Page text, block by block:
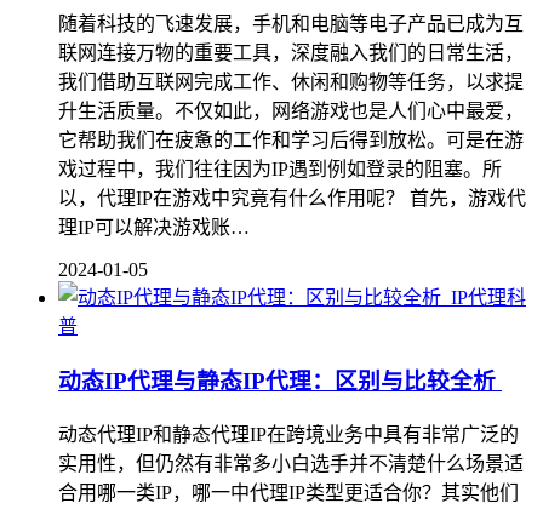
随着科技的飞速发展，手机和电脑等电子产品已成为互
联网连接万物的重要工具，深度融入我们的日常生活，
我们借助互联网完成工作、休闲和购物等任务，以求提
升生活质量。不仅如此，网络游戏也是人们心中最爱，
它帮助我们在疲惫的工作和学习后得到放松。可是在游
戏过程中，我们往往因为IP遇到例如登录的阻塞。所
以，代理IP在游戏中究竟有什么作用呢？ 首先，游戏代
理IP可以解决游戏账…
2024-01-05
IP代理科
普
动态IP代理与静态IP代理：区别与比较全析
动态代理IP和静态代理IP在跨境业务中具有非常广泛的
实用性，但仍然有非常多小白选手并不清楚什么场景适
合用哪一类IP，哪一中代理IP类型更适合你？其实他们